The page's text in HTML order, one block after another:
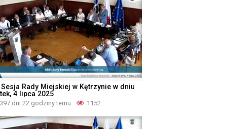
Sesja Rady Miejskiej w Kętrzynie w dniu
4 lipca 2025
397 dni 22 godziny temu 1152